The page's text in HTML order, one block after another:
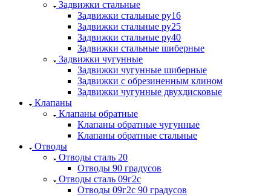
Задвижки стальные
Задвижки стальные ру16
Задвижки стальные ру25
Задвижки стальные ру40
Задвижки стальные шиберные
Задвижки чугунные
Задвижки чугунные шиберные
Задвижки с обрезиненным клином
Задвижки чугунные двухдисковые
Клапаны
Клапаны обратные
Клапаны обратные чугунные
Клапаны обратные стальные
Отводы
Отводы сталь 20
Отводы 90 градусов
Отводы сталь 09г2с
Отводы 09г2с 90 градусов